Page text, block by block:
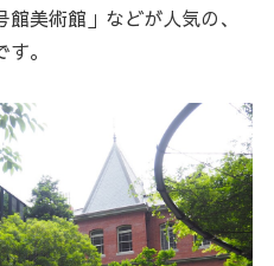
美術館」などが人気の、
。